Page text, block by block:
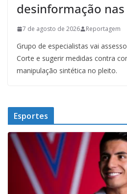
desinformação nas
7 de agosto de 2026 Reportagem
Grupo de especialistas vai
Corte e sugerir medidas contra
manipulação sintética no pleito.
Esportes